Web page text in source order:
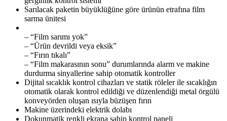
Sarılacak paketin büyüklüğüne göre ürünün etrafına film
sarma ünitesi
– “Film sarımı yok”
– “Ürün devrildi veya eksik”
– “Fırın tıkalı”
– “Film makarasının sonu” durumlarında alarm ve makine
durdurma sinyallerine sahip otomatik kontroller
Dijital sıcaklık kontrol cihazları ve statik röleler ile sıcaklığın
otomatik olarak kontrol edildiği ve düzenlendiği metal örgülü
konveyörden oluşan ısıyla büzüşen fırın
Makine üzerindeki elektrik dolabı
Dokunmatik renkli ekrana sahip kontrol paneli